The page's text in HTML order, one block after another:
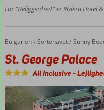
stranden
centrum
For “Beliggenhed” er Riviera Hotel
Forside
Bulgarien Sortehavet Sunny
St. George Palace
St. George Palace
All Inclusive-